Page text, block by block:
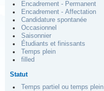
Encadrement - Permanent
Encadrement - Affectation
Candidature spontanée
Occasionnel
Saisonnier
Étudiants et finissants
Temps plein
filled
Statut
Temps partiel ou temps plein